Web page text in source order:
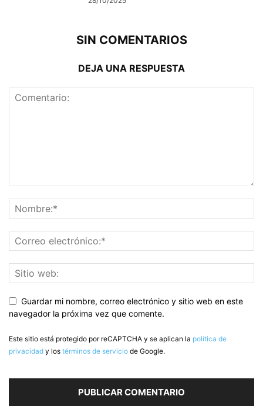
SIN COMENTARIOS
DEJA UNA RESPUESTA
Guardar mi nombre, correo electrónico y sitio web en este
navegador la próxima vez que comente.
Este sitio está protegido por reCAPTCHA y se aplican la política de
privacidad y los términos de servicio de Google.